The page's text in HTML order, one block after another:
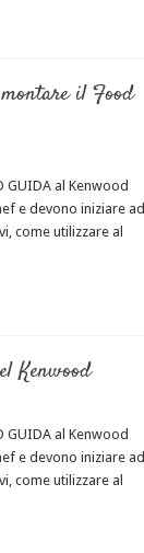
il Food
GUIDA al Kenwood
e devono iniziare ad
come utilizzare al
Kenwood
GUIDA al Kenwood
e devono iniziare ad
come utilizzare al